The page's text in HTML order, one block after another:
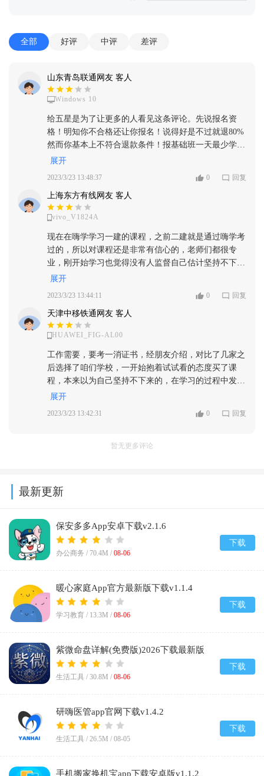
全部 好评 中评 差评
山东青岛联通网友 客人
Windows 10
给五星是为了让更多的人看见这条评论。先说报名资
格！明知你不合格还让你报名！说得好是不过就退80%
然而你基本上不符合退款条件！报基础班一天最少学习
四小时。你不学够，然后天天给你打电话骚扰你，让你
你上课给你练题包你过！你不报班天天打电话骚扰。费
用还贵的扣卡！而且你的信息一下就被泄露了！其他机
构又会联系你！其他机构密训班费用才两千，说的套路
都和她一样，百分百包过！按老师教的学习，不让学的
不要学。说密训班只有多少名额，老师你就放过我吧！
我不会报你们的密训班。如果真的能过就不会有那么多
缺口了！人人兼职年薪十万。不要被骗了同学们。自己
百度嗨学！一大片被骗拿不回钱的！
展开
2023/3/23 13:48:37 0 回复
上海东方有线网友 客人
vivo_V1824A
现在在嗨学学习一建的课程，之前二建就是通过嗨学考
过的，所以对课程还是非常有信心的，老师们都很专
业，刚开始学习也觉得没有人监督自己估计坚持不下
来，中途也放弃过，但是后来想着钱也花了，咬咬牙好
自己花时间去记了知识点，最后通过了考试，期间班主
任也给了我很多鼓励，有不明白的问题都联系的班主任
老师，他们真的都很耐心也很热情的解答我的问题，相
信一建考试我也可以在嗨学老师的帮助下一次通过，希
望我们大家都可以早点拿到证书！
展开
2023/3/23 13:44:11 0 回复
天津中移铁通网友 客人
HUAWEI_FIG-AL00
工作需要，要考一消证书，经朋友介绍，对比了几家之
后选择了咱们学校，一开始抱着试试看的态度买了课
程，本来以为自己坚持不下来的，在学习的过程中发现
课程很优秀，的确跟着老师学比自己读教材简单多了。
致，在学习中遇到的问题也都得到了及时的解决。课程
题库的题也都非常好，错题还有错题本，能反复做加深
价攒人品，希望一消通过！
展开
2023/3/23 13:42:31 0 回复
暂无更多评论
最新更新
保安多多App安卓下载v2.1.6
办公商务 / 70.4M / 08-06
下载
暖心家庭App官方最新版下载v1.1.4
学习教育 / 13.3M / 08-06
下载
紫微命盘详解(免费版)2026下载最新版
v1.1
生活工具 / 30.8M / 08-06
下载
研嗨医管app官网下载v1.4.2
生活工具 / 26.5M / 08-05
下载
手机搬家换机宝app下载安卓版v1.1.2